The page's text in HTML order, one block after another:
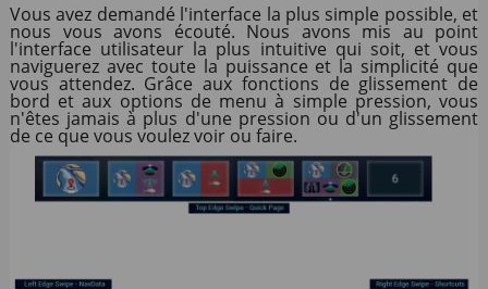
Vous avez demandé l'interface la plus simple possible, et
nous vous avons écouté. Nous avons mis au point
l'interface utilisateur la plus intuitive qui soit, et vous
naviguerez avec toute la puissance et la simplicité que
vous attendez. Grâce aux fonctions de glissement de
bord et aux options de menu à simple pression, vous
n'êtes jamais à plus d'une pression ou d'un glissement
de ce que vous voulez voir ou faire.